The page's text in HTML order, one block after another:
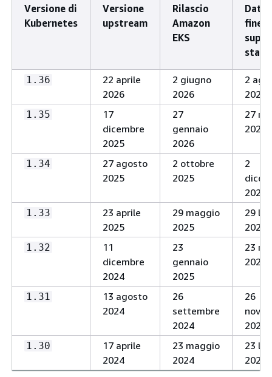
Versione di
Kubernetes
Versione
upstream
Rilascio
Amazon
EKS
Data
fine
1.36
22 aprile
2026
2 giugno
2026
2
2027
1.35
17
dicembre
2025
27
gennaio
2026
27
2027
1.34
27 agosto
2025
2 ottobre
2025
2
2026
1.33
23 aprile
2025
29 maggio
2025
29
2026
1.32
11
dicembre
2024
23
gennaio
2025
23
2026
1.31
13 agosto
2024
26
settembre
2024
26
2025
1.30
17 aprile
2024
23 maggio
2024
23
2025